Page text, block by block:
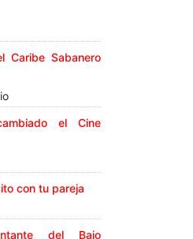
Caribe Sabanero
el Cine
con tu pareja
del Bajo